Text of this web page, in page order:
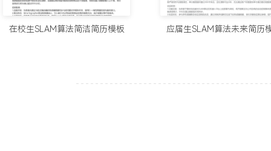
工作业绩：
1.独立开发并优化X个核心SLAM算法模块，支撑了公司第X代扫地机
3.通过代码级优化，将SLAM算法在主流嵌入式平台上的运行帧率提
在校生SLAM算法简洁简历模板 应届生SLAM算法未来简历